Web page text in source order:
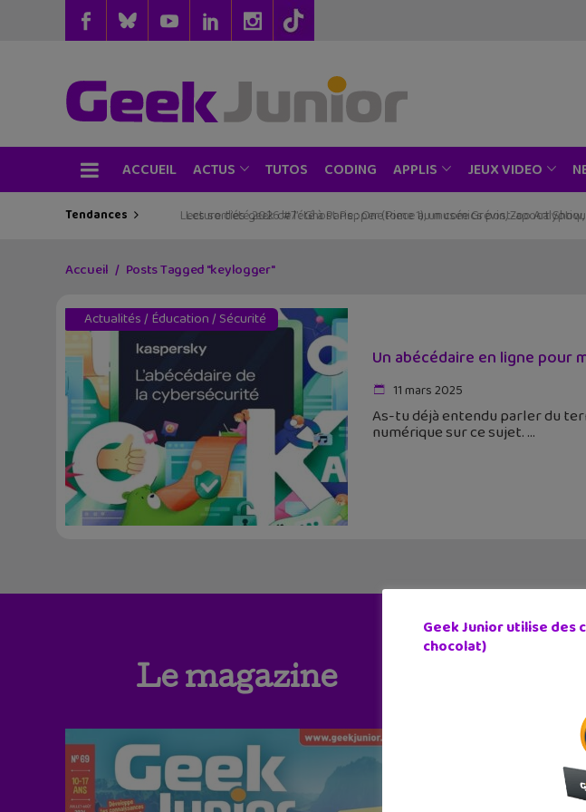
ACCUEIL ACTUS TUTOS CODING APPLIS JEUX VIDEO
Tendances Les sorties geek de l’été à Paris : One Piece au musée Grévin, Zoo Art Show,
Accueil Posts Tagged "keylogger"
Actualités/ Éducation/ Sécurité
Un abécédaire en ligne pour
11 mars 2025
As-tu déjà entendu parler du
numérique sur ce sujet.
Le magazine
Geek Junior utilise des
chocolat)